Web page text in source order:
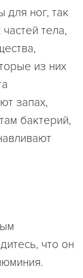
для ног, так
тела,
из них
запах,
бактерий,
что он